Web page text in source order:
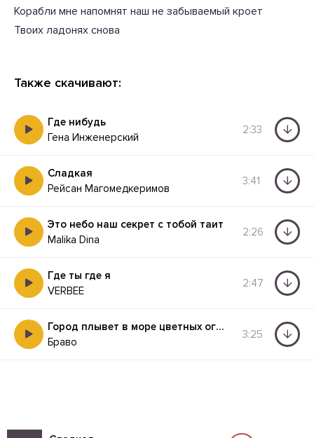
Корабли мне напомнят наш не забываемый кроет
Твоих ладонях снова
Также скачивают:
Где нибудь
Гена Инженерский
2:33
Сладкая
Рейсан Магомедкеримов
3:41
Это небо наш секрет с тобой таит
Malika Dina
2:26
Где ты где я
VERBEE
2:47
Город плывет в море цветных огней (2025 remix)
Браво
3:25